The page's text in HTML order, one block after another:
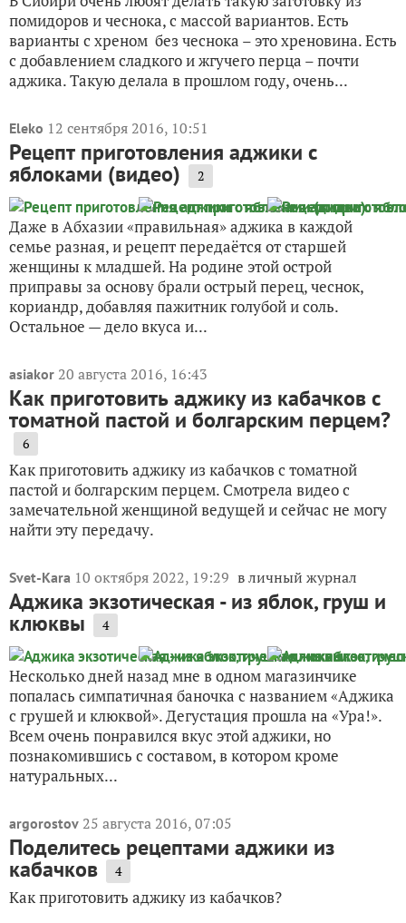
помидоров и чеснока, с массой вариантов. Есть
варианты с хреном без чеснока – это хреновина. Есть
с добавлением сладкого и жгучего перца – почти
аджика. Такую делала в прошлом году, очень...
Eleko 12 сентября 2016, 10:51
Рецепт приготовления аджики с
яблоками (видео) 2
Даже в Абхазии «правильная» аджика в каждой
семье разная, и рецепт передаётся от старшей
женщины к младшей. На родине этой острой
приправы за основу брали острый перец, чеснок,
кориандр, добавляя пажитник голубой и соль.
Остальное — дело вкуса и...
asiakor 20 августа 2016, 16:43
Как приготовить аджику из кабачков с
томатной пастой и болгарским перцем?
6
Как приготовить аджику из кабачков с томатной
пастой и болгарским перцем. Смотрела видео с
замечательной женщиной ведущей и сейчас не могу
найти эту передачу.
Svet-Kara 10 октября 2022, 19:29 в личный журнал
Аджика экзотическая - из яблок, груш и
клюквы 4
Несколько дней назад мне в одном магазинчике
попалась симпатичная баночка с названием «Аджика
с грушей и клюквой». Дегустация прошла на «Ура!».
Всем очень понравился вкус этой аджики, но
познакомившись с составом, в котором кроме
натуральных...
argorostov 25 августа 2016, 07:05
Поделитесь рецептами аджики из
кабачков 4
Как приготовить аджику из кабачков?